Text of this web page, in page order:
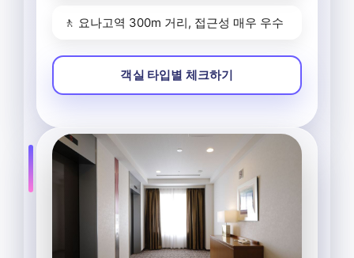
🚶 요나고역 300m 거리, 접근성 매우 우수
객실 타입별 체크하기